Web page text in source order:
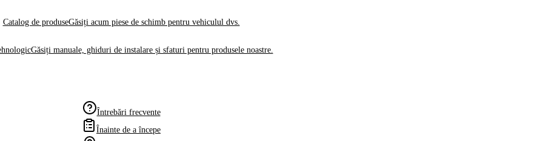
Catalog de produseGăsiți acum piese de schimb pentru vehiculul dvs.
Găsiți manuale, ghiduri de instalare și sfaturi pentru produsele noastre.
Întrebări frecvente
Înainte de a începe